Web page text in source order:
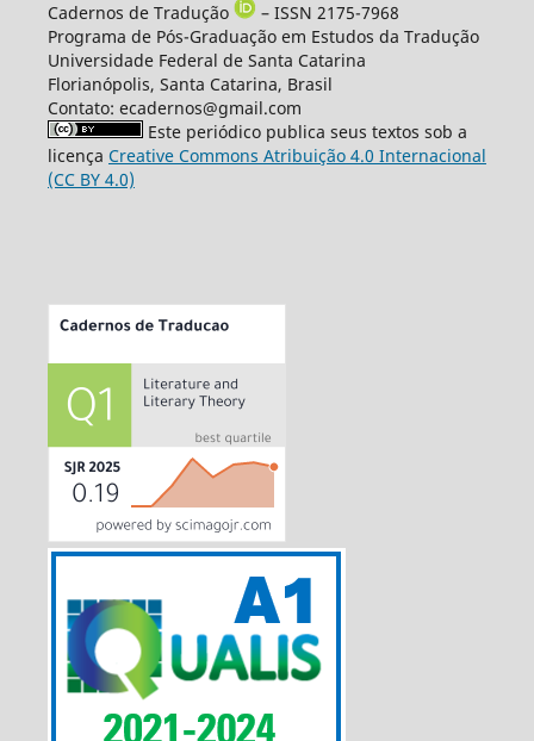
Cadernos de Tradução
– ISSN 2175-7968
Programa de Pós-Graduação em Estudos da Tradução
Universidade Federal de Santa Catarina
Florianópolis, Santa Catarina, Brasil
Contato: ecadernos@gmail.com
Este periódico publica seus textos sob a
licença Creative Commons Atribuição 4.0 Internacional
(CC BY 4.0)